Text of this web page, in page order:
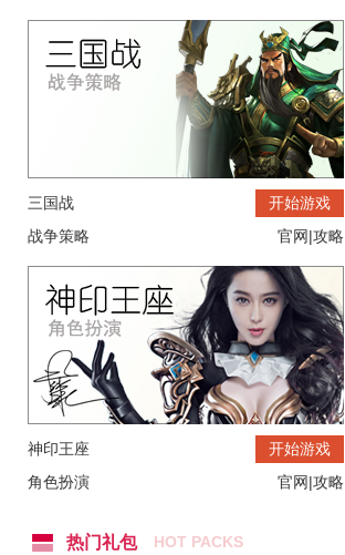
三国战
开始游戏
战争策略
官网|攻略
神印王座
开始游戏
角色扮演
官网|攻略
热门礼包 HOT PACKS